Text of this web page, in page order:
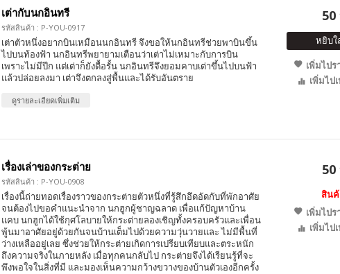
เต่ากับนกอินทรี
รหัสสินค้า : P-YOU-0917
เต่าตัวหนึ่งอยากบินเหมือนนกอินทรี จึงขอให้นกอินทรีช่วยพาบินขึ้น
ไปบนท้องฟ้า นกอินทรีพยายามเตือนว่าเต่าไม่เหมาะกับการบิน
เพราะไม่มีปีก แต่เต่าก็ยังดื้อรั้น นกอินทรีจึงยอมคาบเต่าขึ้นไปบนฟ้า
แล้วปล่อยลงมา เต่าจึงตกลงสู่พื้นและได้รับอันตราย
ดูรายละเอียดเพิ่มเติม
50
หยิบใ
เพิ่มไปร
เพิ่มไป
เรื่องเล่าของกระต่าย
รหัสสินค้า : P-YOU-0908
เรื่องนี้ถ่ายทอดเรื่องราวของกระต่ายตัวหนึ่งที่รู้สึกอึดอัดกับที่พักอาศัย
จนต้องไปขอคำแนะนำจาก นกฮูกผู้ชาญฉลาด เพื่อแก้ปัญหาบ้าน
แคบ นกฮูกได้ใช้กุศโลบายให้กระต่ายลองเชิญทั้งครอบครัวและเพื่อน
พู้นมาอาศัยอยู่ด้วยกันจนบ้านเต็มไปด้วยความวุ่นวายและ ไม่มีพื้นที่
ว่างเหลืออยู่เลย ซึ่งช่วยให้กระต่ายเกิดการเปรียบเทียบและตระหนัก
ถึงความจริงในภายหลัง เมื่อทุกคนกลับไป กระต่ายจึงได้เรียนรู้ที่จะ
พึงพอใจในสิ่งที่มี และมองเห็นความกว้างขวางของบ้านตัวเองอีกครั้ง
50
สิน
เพิ่มไปร
เพิ่มไป